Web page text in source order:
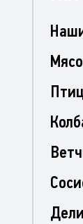
Мясо